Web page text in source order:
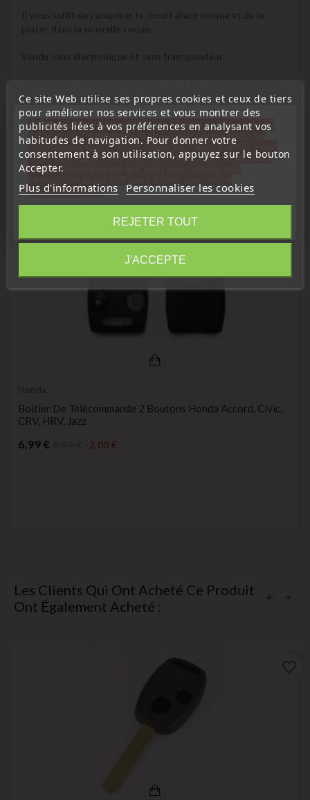
Il vous suffit de récupérer le circuit électronique et de le
placer dans la nouvelle coque.
Vendu sans électronique et sans transpondeur.
bien à celle de la photo.
14 D'autres Produits De La Même
Catégorie :
Honda
Boitier De Télécommande 2 Boutons Honda Accord, Civic,
CRV, HRV, Jazz
6,99 € -2,00 €
favorite_border
Les Clients Qui Ont Acheté Ce Produit
Ont Également Acheté :
Ce site Web utilise ses propres cookies et ceux de tiers
pour améliorer nos services et vous montrer des
publicités liées à vos préférences en analysant vos
habitudes de navigation. Pour donner votre
consentement à son utilisation, appuyez sur le bouton
Accepter.
Plus d'informations Personnaliser les cookies
REJETER TOUT
J'ACCEPTE
« Attention, notre société sera fermée pour congés du
10 aout au 1 septembre inclus. Pour cette raison les
commandes sont traitées jusqu'au 7 aout 14H00. Pour
le service réparation nous devons réceptionner votre
télécommande avant le 6 aout pour qu'elle soit
compréhension»
Fermer
Information